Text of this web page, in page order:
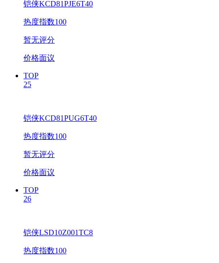
铠侠KCD81PJE6T40
热度指数100
暂无评分
价格面议
TOP
25
铠侠KCD81PUG6T40
热度指数100
暂无评分
价格面议
TOP
26
铠侠LSD10Z001TC8
热度指数100